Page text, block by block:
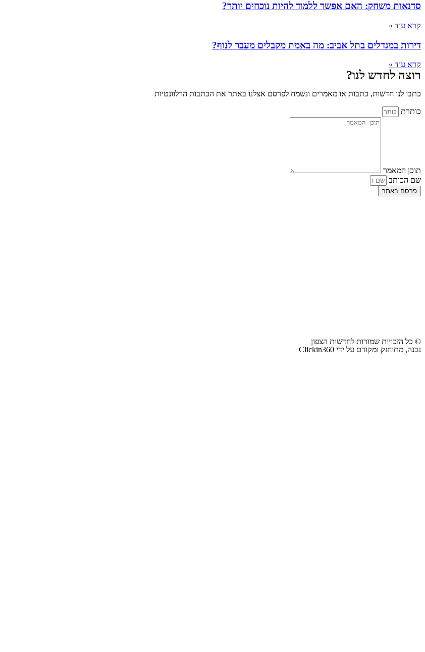
סדנאות משחק: האם אפשר ללמוד להיות נוכחים יותר?
קרא עוד »
דירות במגדלים בתל אביב: מה באמת מקבלים מעבר לנוף?
קרא עוד »
רוצה לחדש לנו?
כתבו לנו חדשות, כתבות או מאמרים ונשמח לפרסם אצלנו באתר את הכתבות הרלוונטיות
כותרת
תוכן המאמר
שם הכותב
פרסם באתר
© כל הזכויות שמורות לחדשות הצפון
נבנה, מתוחזק ומקודם על ידי Clickin360